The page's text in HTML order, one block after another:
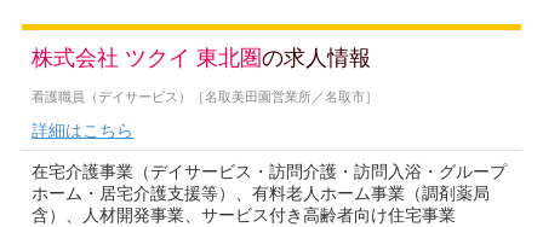
株式会社 ツクイ 東北圏の求人情報
看護職員（デイサービス）［名取美田園営業所／名取市］
詳細はこちら
在宅介護事業（デイサービス・訪問介護・訪問入浴・グループ
ホーム・居宅介護支援等）、有料老人ホーム事業（調剤薬局
含）、人材開発事業、サービス付き高齢者向け住宅事業